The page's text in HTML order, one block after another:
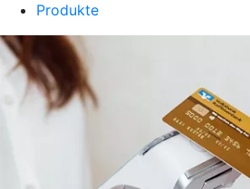
Produkte